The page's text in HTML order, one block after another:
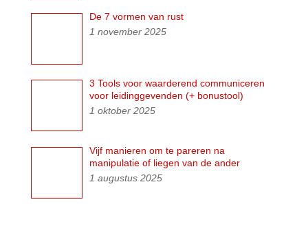
De 7 vormen van rust
1 november 2025
3 Tools voor waarderend communiceren
voor leidinggevenden (+ bonustool)
1 oktober 2025
Vijf manieren om te pareren na
manipulatie of liegen van de ander
1 augustus 2025